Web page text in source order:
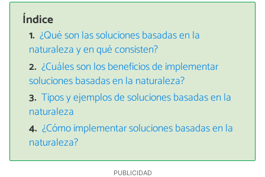
Índice
¿Qué son las soluciones basadas en la
naturaleza y en qué consisten?
¿Cuáles son los beneficios de implementar
soluciones basadas en la naturaleza?
Tipos y ejemplos de soluciones basadas en la
naturaleza
¿Cómo implementar soluciones basadas en la
naturaleza?